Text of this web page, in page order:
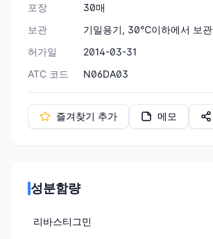
포장
30매
보관
기밀용기, 30℃이하에서 보관
허가일
2014-03-31
ATC 코드
N06DA03
즐겨찾기 추가 메모
성분함량
리바스티그민